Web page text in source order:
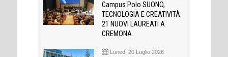
Campus Polo SUONO,
TECNOLOGIA E CREATIVITÀ:
21 NUOVI LAUREATI A
CREMONA
Lunedì 20 Luglio 2026